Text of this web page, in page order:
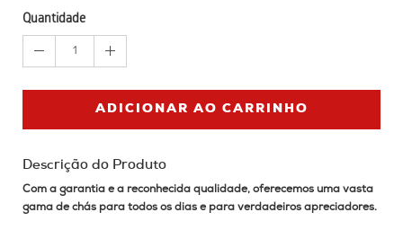
Quantidade
1
ADICIONAR AO CARRINHO
Descrição do Produto
Com a garantia e a reconhecida qualidade, oferecemos uma vasta
gama de chás para todos os dias e para verdadeiros apreciadores.